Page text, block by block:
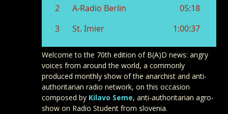
Welcome to the 70th edition of B(A)D news: angry
voices from around the world, a commonly
produced monthly show of the anarchist and anti-
authoritarian radio network, on this occasion
composed by Kilavo Seme, anti-authoritarian agro-
show on Radio Student from slovenia.